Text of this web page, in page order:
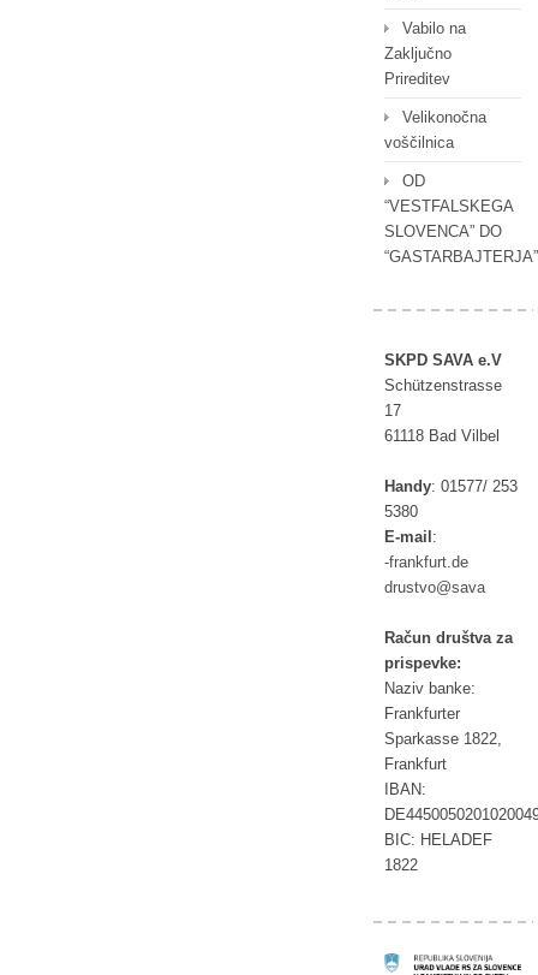
Vabilo na
Zaključno
Prireditev
Velikonočna
voščilnica
OD
“VESTFALSKEGA
SLOVENCA” DO
“GASTARBAJTERJA”
SKPD SAVA e.V
Schützenstrasse
17
61118 Bad Vilbel
Handy: 01577/ 253
5380
E-mail :
ed.tr
ufkna
rf-
av
as@ov
tsurd
Račun društva za
prispevke:
Naziv banke:
Frankfurter
Sparkasse 1822,
Frankfurt
IBAN:
BIC: HELADEF
1822